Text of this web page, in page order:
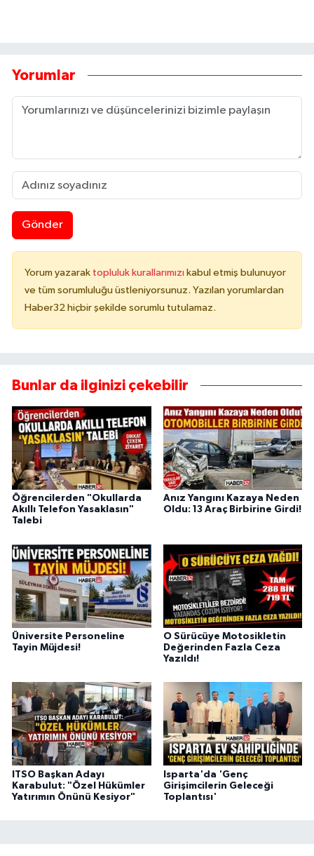
Yorumlar
Gönder
Yorum yazarak topluluk kurallarımızı kabul etmiş bulunuyor
ve tüm sorumluluğu üstleniyorsunuz. Yazılan yorumlardan
Haber32 hiçbir şekilde sorumlu tutulamaz.
Bunlar da ilginizi çekebilir
Öğrencilerden "Okullarda
Akıllı Telefon Yasaklasın"
Talebi
Anız Yangını Kazaya Neden
Oldu: 13 Araç Birbirine Girdi!
Üniversite Personeline
Tayin Müjdesi!
O Sürücüye Motosikletin
Değerinden Fazla Ceza
Yazıldı!
ITSO Başkan Adayı
Karabulut: "Özel Hükümler
Yatırımın Önünü Kesiyor"
Isparta'da 'Genç
Girişimcilerin Geleceği
Toplantısı'